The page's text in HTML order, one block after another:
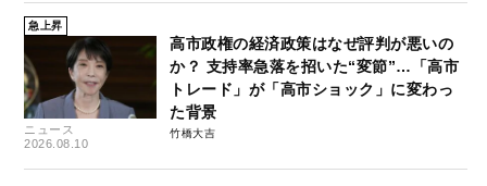
急上昇
ニュース
2026.08.10
高市政権の経済政策はなぜ評判が悪いの
か？ 支持率急落を招いた“変節”…「高市
トレード」が「高市ショック」に変わっ
た背景
竹橋大吉